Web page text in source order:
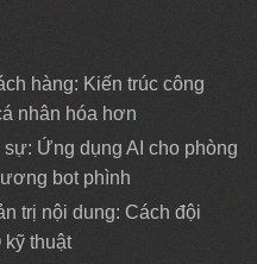
hàng: Kiến trúc công
nhân hóa hơn
Ứng dụng AI cho phòng
bot phình
trị nội dung: Cách đội
kỹ thuật